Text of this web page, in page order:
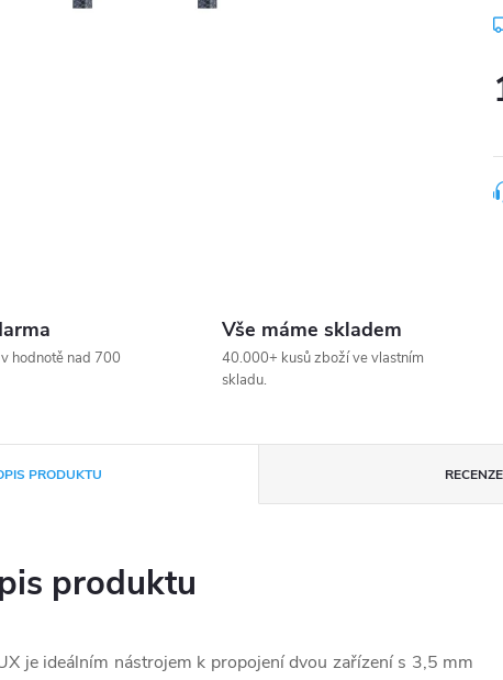
hodnotě nad 700
Vše máme skladem
40.000+ kusů zboží ve vlastním
skladu.
PRODUKTU RECENZE
produktu
je ideálním nástrojem k propojení dvou zařízení s 3,5 mm